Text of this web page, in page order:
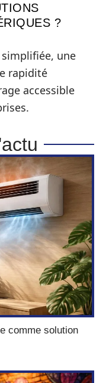
?
une
rapidité
accessible
comme solution